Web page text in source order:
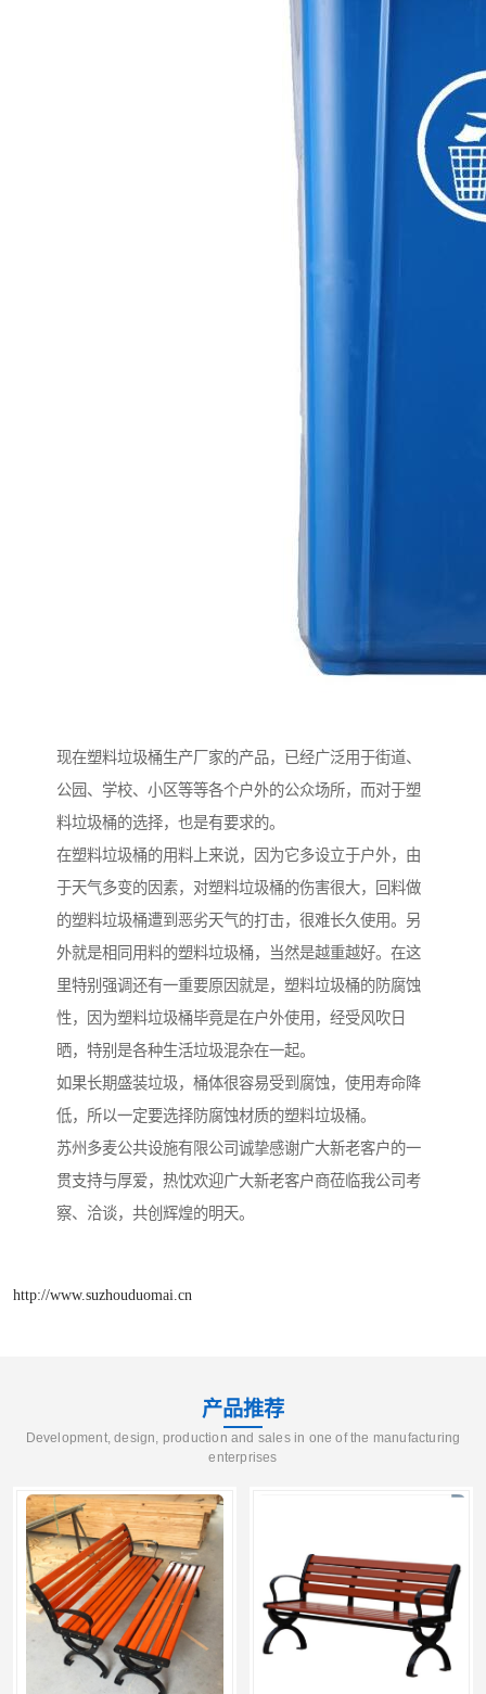
现在塑料垃圾桶生产厂家的产品，已经广泛用于街道、
公园、学校、小区等等各个户外的公众场所，而对于塑
料垃圾桶的选择，也是有要求的。
在塑料垃圾桶的用料上来说，因为它多设立于户外，由
于天气多变的因素，对塑料垃圾桶的伤害很大，回料做
的塑料垃圾桶遭到恶劣天气的打击，很难长久使用。另
外就是相同用料的塑料垃圾桶，当然是越重越好。在这
里特别强调还有一重要原因就是，塑料垃圾桶的防腐蚀
性，因为塑料垃圾桶毕竟是在户外使用，经受风吹日
晒，特别是各种生活垃圾混杂在一起。
如果长期盛装垃圾，桶体很容易受到腐蚀，使用寿命降
低，所以一定要选择防腐蚀材质的塑料垃圾桶。
苏州多麦公共设施有限公司诚挚感谢广大新老客户的一
贯支持与厚爱，热忱欢迎广大新老客户商莅临我公司考
察、洽谈，共创辉煌的明天。
http://www.suzhouduomai.cn
产品推荐
Development, design, production and sales in one of the manufacturing
enterprises